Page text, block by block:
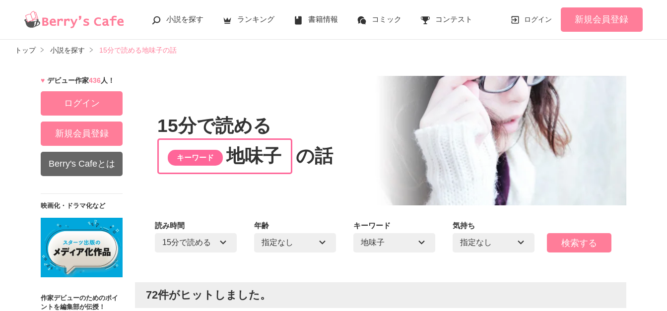
小説を探す ランキング 書籍情報 コミック コンテスト ログイン 新規会員登録
トップ 小説を探す 15分で読める地味子の話
15分で読める
キーワード 地味子 の話
読み時間 年齢 キーワード 気持ち
72件がヒットしました。
デビュー作家436人！
ログイン
新規会員登録
Berry's Cafeとは
映画化・ドラマ化など
作家デビューのためのポイ
ントを編集部が伝授！